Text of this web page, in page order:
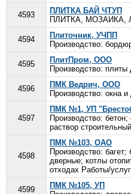
4593
ПЛИТКА БАЙ ЧТУП
ПЛИТКА, МОЗАИКА,
4594
Плиточник, УЧПП
Производство:
4595
ПлитПром, ООО
Производство:
4596
ПМК Ведрич, ООО
Производство: окна
4597
ПМК №1, УП
Производство:
раствор
4598
ПМК №103, ОАО
Производство:
дверные; котлы
отходах Работы/
4599
ПМК №105, УП